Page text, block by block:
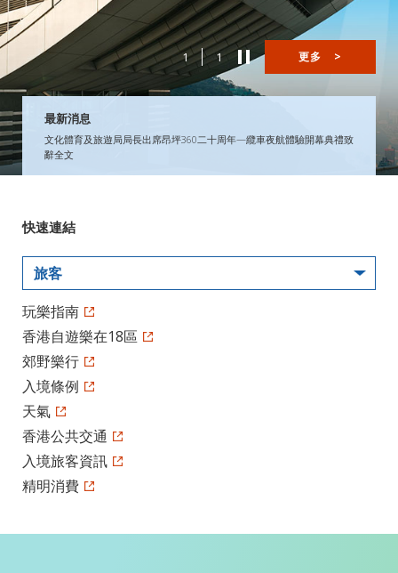
1 1 更多 >
最新消息
文化體育及旅遊局局長出席昂坪360二十周年—纜車夜航體驗開幕典禮致
辭全文
快速連結
旅客
玩樂指南
香港自遊樂在18區
郊野樂行
入境條例
天氣
香港公共交通
入境旅客資訊
精明消費